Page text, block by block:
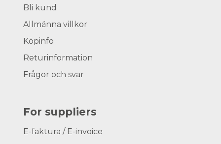
Bli kund
Allmänna villkor
Köpinfo
Returinformation
Frågor och svar
For suppliers
E-faktura / E-invoice